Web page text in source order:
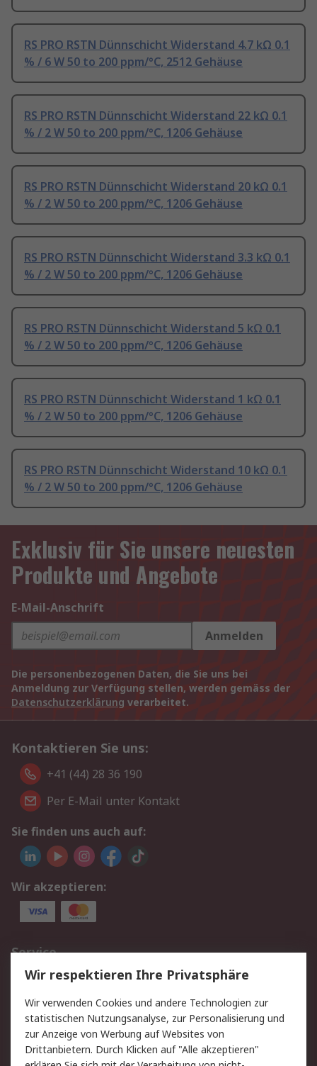
RS PRO RSTN Dünnschicht Widerstand 4.7 kΩ 0.1
% / 6 W 50 to 200 ppm/°C, 2512 Gehäuse
RS PRO RSTN Dünnschicht Widerstand 22 kΩ 0.1
% / 2 W 50 to 200 ppm/°C, 1206 Gehäuse
RS PRO RSTN Dünnschicht Widerstand 20 kΩ 0.1
% / 2 W 50 to 200 ppm/°C, 1206 Gehäuse
RS PRO RSTN Dünnschicht Widerstand 3.3 kΩ 0.1
% / 2 W 50 to 200 ppm/°C, 1206 Gehäuse
RS PRO RSTN Dünnschicht Widerstand 5 kΩ 0.1
% / 2 W 50 to 200 ppm/°C, 1206 Gehäuse
RS PRO RSTN Dünnschicht Widerstand 1 kΩ 0.1
% / 2 W 50 to 200 ppm/°C, 1206 Gehäuse
RS PRO RSTN Dünnschicht Widerstand 10 kΩ 0.1
% / 2 W 50 to 200 ppm/°C, 1206 Gehäuse
Exklusiv für Sie unsere neuesten
Produkte und Angebote
E-Mail-Anschrift
Anmelden
Die personenbezogenen Daten, die Sie uns bei
Anmeldung zur Verfügung stellen, werden gemäss der
Datenschutzerklärung verarbeitet.
Kontaktieren Sie uns:
+41 (44) 28 36 190
Per E-Mail unter Kontakt
Sie finden uns auch auf:
Wir akzeptieren:
Service
Value Added Services
Lieferlösungen
Rücksendungen
Kontakt
Hilfe
Rechtliches
Wir respektieren Ihre Privatsphäre
Wir verwenden Cookies und andere Technologien zur
statistischen Nutzungsanalyse, zur Personalisierung und
zur Anzeige von Werbung auf Websites von
Drittanbietern. Durch Klicken auf "Alle akzeptieren"